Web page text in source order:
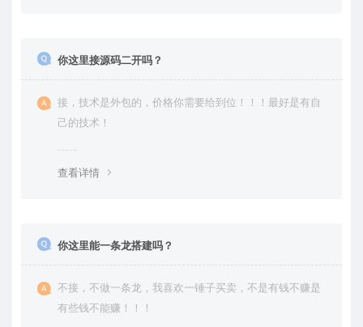
你这里接源码二开吗？
接，技术是外包的，价格你需要给到位！！！最好是有自
己的技术！
查看详情
你这里能一条龙搭建吗？
不接，不做一条龙，我喜欢一锤子买卖，不是有钱不赚是
有些钱不能赚！！！